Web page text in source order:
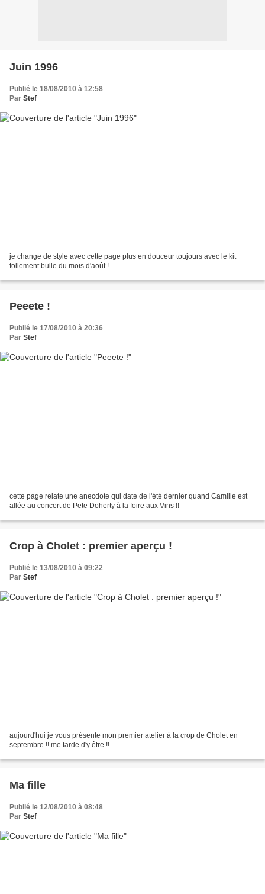
Juin 1996
Publié le 18/08/2010 à 12:58
Par Stef
je change de style avec cette page plus en douceur toujours avec le kit
follement bulle du mois d'août !
Peeete !
Publié le 17/08/2010 à 20:36
Par Stef
cette page relate une anecdote qui date de l'été dernier quand Camille est
allée au concert de Pete Doherty à la foire aux Vins !!
Crop à Cholet : premier aperçu !
Publié le 13/08/2010 à 09:22
Par Stef
aujourd'hui je vous présente mon premier atelier à la crop de Cholet en
septembre !! me tarde d'y être !!
Ma fille
Publié le 12/08/2010 à 08:48
Par Stef